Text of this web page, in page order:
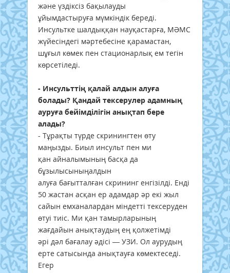
және үздіксіз бақылауды
ұйымдастыруға мүмкіндік береді.
Инсультке шалдыққан науқастарға, МӘМС
жүйесіндегі мәртебесіне қарамастан,
шұғыл көмек пен стационарлық ем тегін
көрсетіледі.
- Инсульттің қалай алдын алуға
болады? Қандай тексерулер адамның
ауруға бейімділігін анықтап бере
алады?
- Тұрақты түрде скринингтен өту
маңызды. Биыл инсульт пен ми
қан айналымының басқа да
бұзылысыныңалдын
алуға бағытталған скрининг енгізілді. Енді
50 жастан асқан ер адамдар әр екі жыл
сайын емханалардан міндетті тексеруден
өтуі тиіс. Ми қан тамырларының
жағдайын анықтаудың ең қолжетімді
әрі дәл бағалау әдісі — УЗИ. Ол аурудың
ерте сатысында анықтауға көмектеседі.
Егер